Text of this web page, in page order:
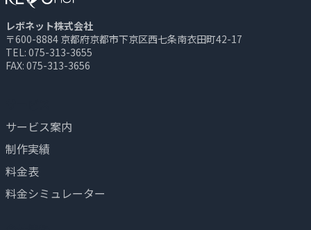
レボネット株式会社
〒600-8884 京都府京都市下京区西七条南衣田町42-17
TEL: 075-313-3655
FAX: 075-313-3656
サービス案内
制作実績
料金表
料金シミュレーター